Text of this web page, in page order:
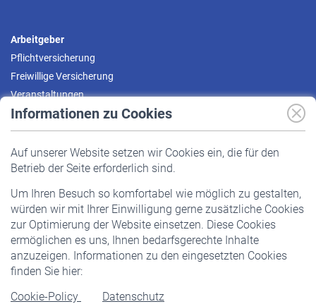
Informationen zu Cookies
Auf unserer Website setzen wir Cookies ein, die für den
Betrieb der Seite erforderlich sind.
Um Ihren Besuch so komfortabel wie möglich zu gestalten,
würden wir mit Ihrer Einwilligung gerne zusätzliche Cookies
zur Optimierung der Website einsetzen. Diese Cookies
ermöglichen es uns, Ihnen bedarfsgerechte Inhalte
anzuzeigen. Informationen zu den eingesetzten Cookies
finden Sie hier:
Cookie-Policy
Datenschutz
Arbeitgeber
Pflichtversicherung
Freiwillige Versicherung
Veranstaltungen
Pflichtversicherung
Staatliche Förderung
Veranstaltungen
Rentner
Rentenbeginn
Rente beantragen